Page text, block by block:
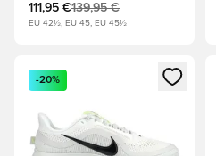
111,95 €139,95 €
EU 42½, EU 45, EU 45½
Apre una finestra modale per
-20%